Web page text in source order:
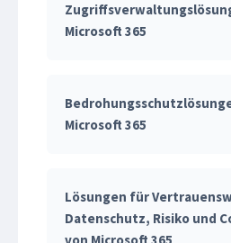
Microsoft 365
Microsoft 365
Lösungen für
Datenschutz, Risiko und